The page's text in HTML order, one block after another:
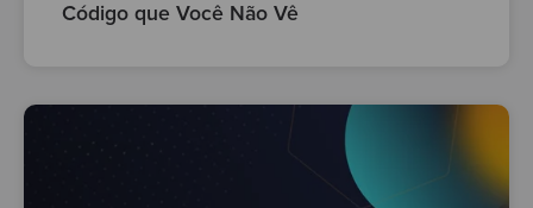
Código que Você Não Vê